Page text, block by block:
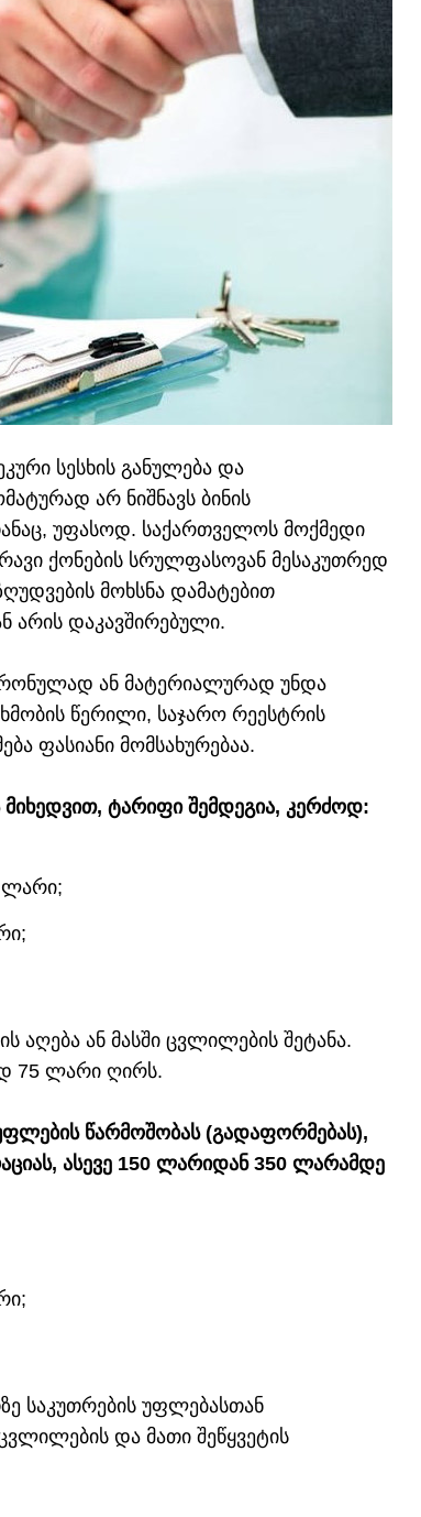
სესხის განულება და
არ ნიშნავს ბინის
უფასოდ. საქართველოს მოქმედი
ქონების სრულფასოვან მესაკუთრედ
მოხსნა დამატებით
არის დაკავშირებული.
ან მატერიალურად უნდა
წერილი, საჯარო რეესტრის
ფასიანი მომსახურებაა.
ტარიფი შემდეგია, კერძოდ:
ლარი;
აღება ან მასში ცვლილების შეტანა.
75 ლარი ღირს.
წარმოშობას (გადაფორმებას),
ასევე 150 ლარიდან 350 ლარამდე
საკუთრების უფლებასთან
და მათი შეწყვეტის